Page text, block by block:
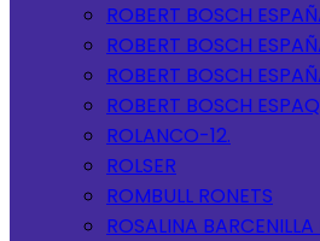
ROBERT BOSCH
ROBERT BOSCH
ROBERT BOSCH
ROBERT BOSCH
ROLANCO-12.
ROLSER
ROMBULL RONETS
ROSALINA